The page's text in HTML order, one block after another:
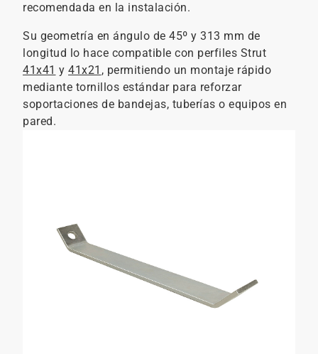
recomendada en la instalación.
Su geometría en ángulo de 45º y 313 mm de
longitud lo hace compatible con perfiles Strut
41x41 y 41x21 , permitiendo un montaje rápido
mediante tornillos estándar para reforzar
soportaciones de bandejas, tuberías o equipos en
pared.